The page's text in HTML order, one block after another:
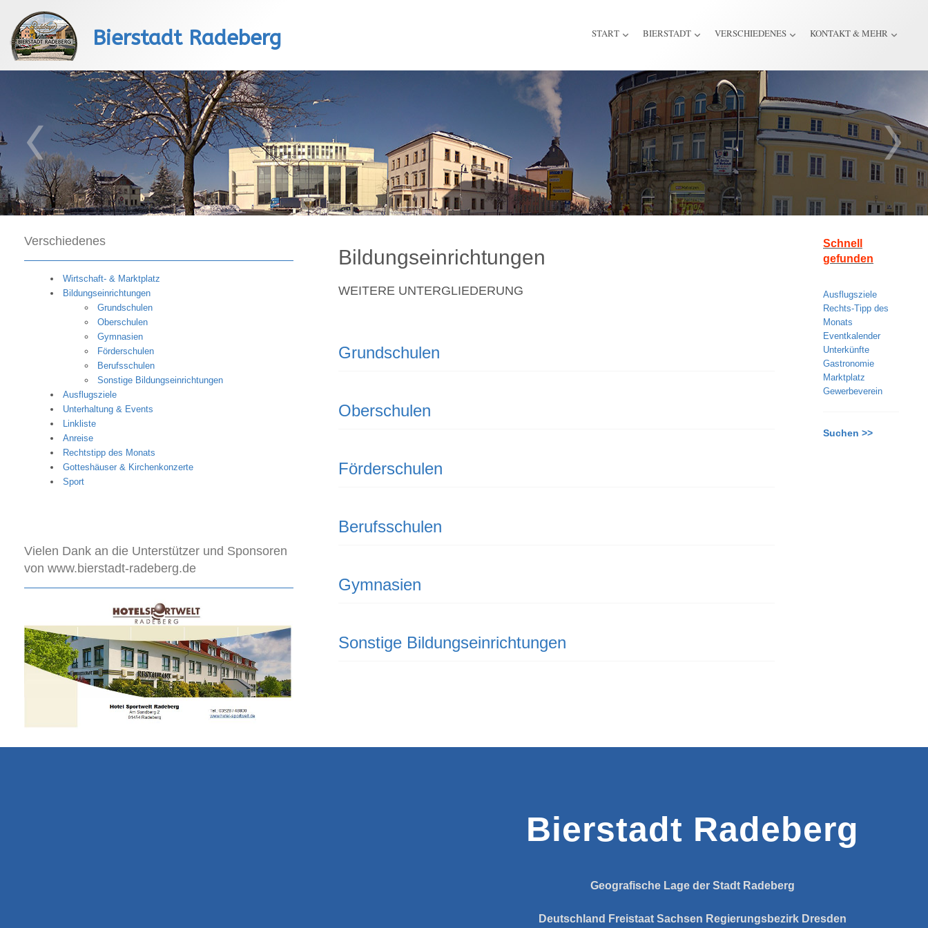
Bierstadt Radeberg START BIERSTADT VERSCHIEDENES KONTAKT & MEHR
Verschiedenes
Wirtschaft- & Marktplatz
Bildungseinrichtungen
Grundschulen
Oberschulen
Gymnasien
Förderschulen
Berufsschulen
Sonstige Bildungseinrichtungen
Ausflugsziele
Unterhaltung & Events
Linkliste
Anreise
Rechtstipp des Monats
Gotteshäuser & Kirchenkonzerte
Sport
Vielen Dank an die Unterstützer und Sponsoren
von www.bierstadt-radeberg.de
Bildungseinrichtungen
WEITERE UNTERGLIEDERUNG
Grundschulen
Oberschulen
Förderschulen
Berufsschulen
Gymnasien
Sonstige Bildungseinrichtungen
Schnell
gefunden
Ausflugsziele
Rechts-Tipp des
Monats
Eventkalender
Unterkünfte
Gastronomie
Marktplatz
Gewerbeverein
Suchen >>
Bierstadt Radeberg
Geografische Lage der Stadt Radeberg
Deutschland Freistaat Sachsen Regierungsbezirk Dresden